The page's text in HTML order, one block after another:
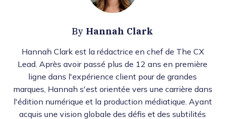
By Hannah Clark
Hannah Clark est la rédactrice en chef de The CX
Lead. Après avoir passé plus de 12 ans en première
ligne dans l'expérience client pour de grandes
marques, Hannah s'est orientée vers une carrière dans
l'édition numérique et la production médiatique. Ayant
acquis une vision globale des défis et des subtilités